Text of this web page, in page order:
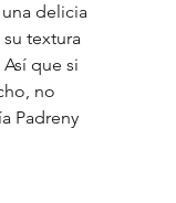
delicia
textura
que si
no
Padreny